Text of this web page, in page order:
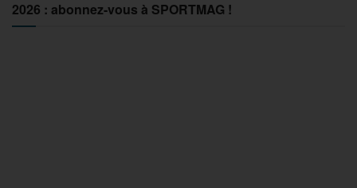
2026 : abonnez-vous à SPORTMAG !